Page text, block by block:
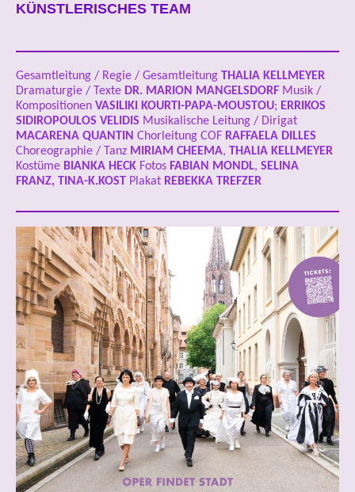
KÜNSTLERISCHES TEAM
Gesamtleitung / Regie / Gesamtleitung THALIA KELLMEYER
Dramaturgie / Texte DR. MARION MANGELSDORF Musik /
Kompositionen VASILIKI KOURTI-PAPA-MOUSTOU; ERRIKOS
SIDIROPOULOS VELIDIS Musikalische Leitung / Dirigat
MACARENA QUANTIN Chorleitung COF RAFFAELA DILLES
Choreographie / Tanz MIRIAM CHEEMA, THALIA KELLMEYER
Kostüme BIANKA HECK Fotos FABIAN MONDL, SELINA
FRANZ, TINA-K.KOST Plakat REBEKKA TREFZER